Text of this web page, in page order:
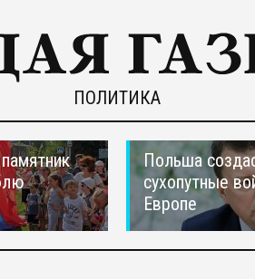
ПОЛИТИКА
Польша
сухопутные
Европе